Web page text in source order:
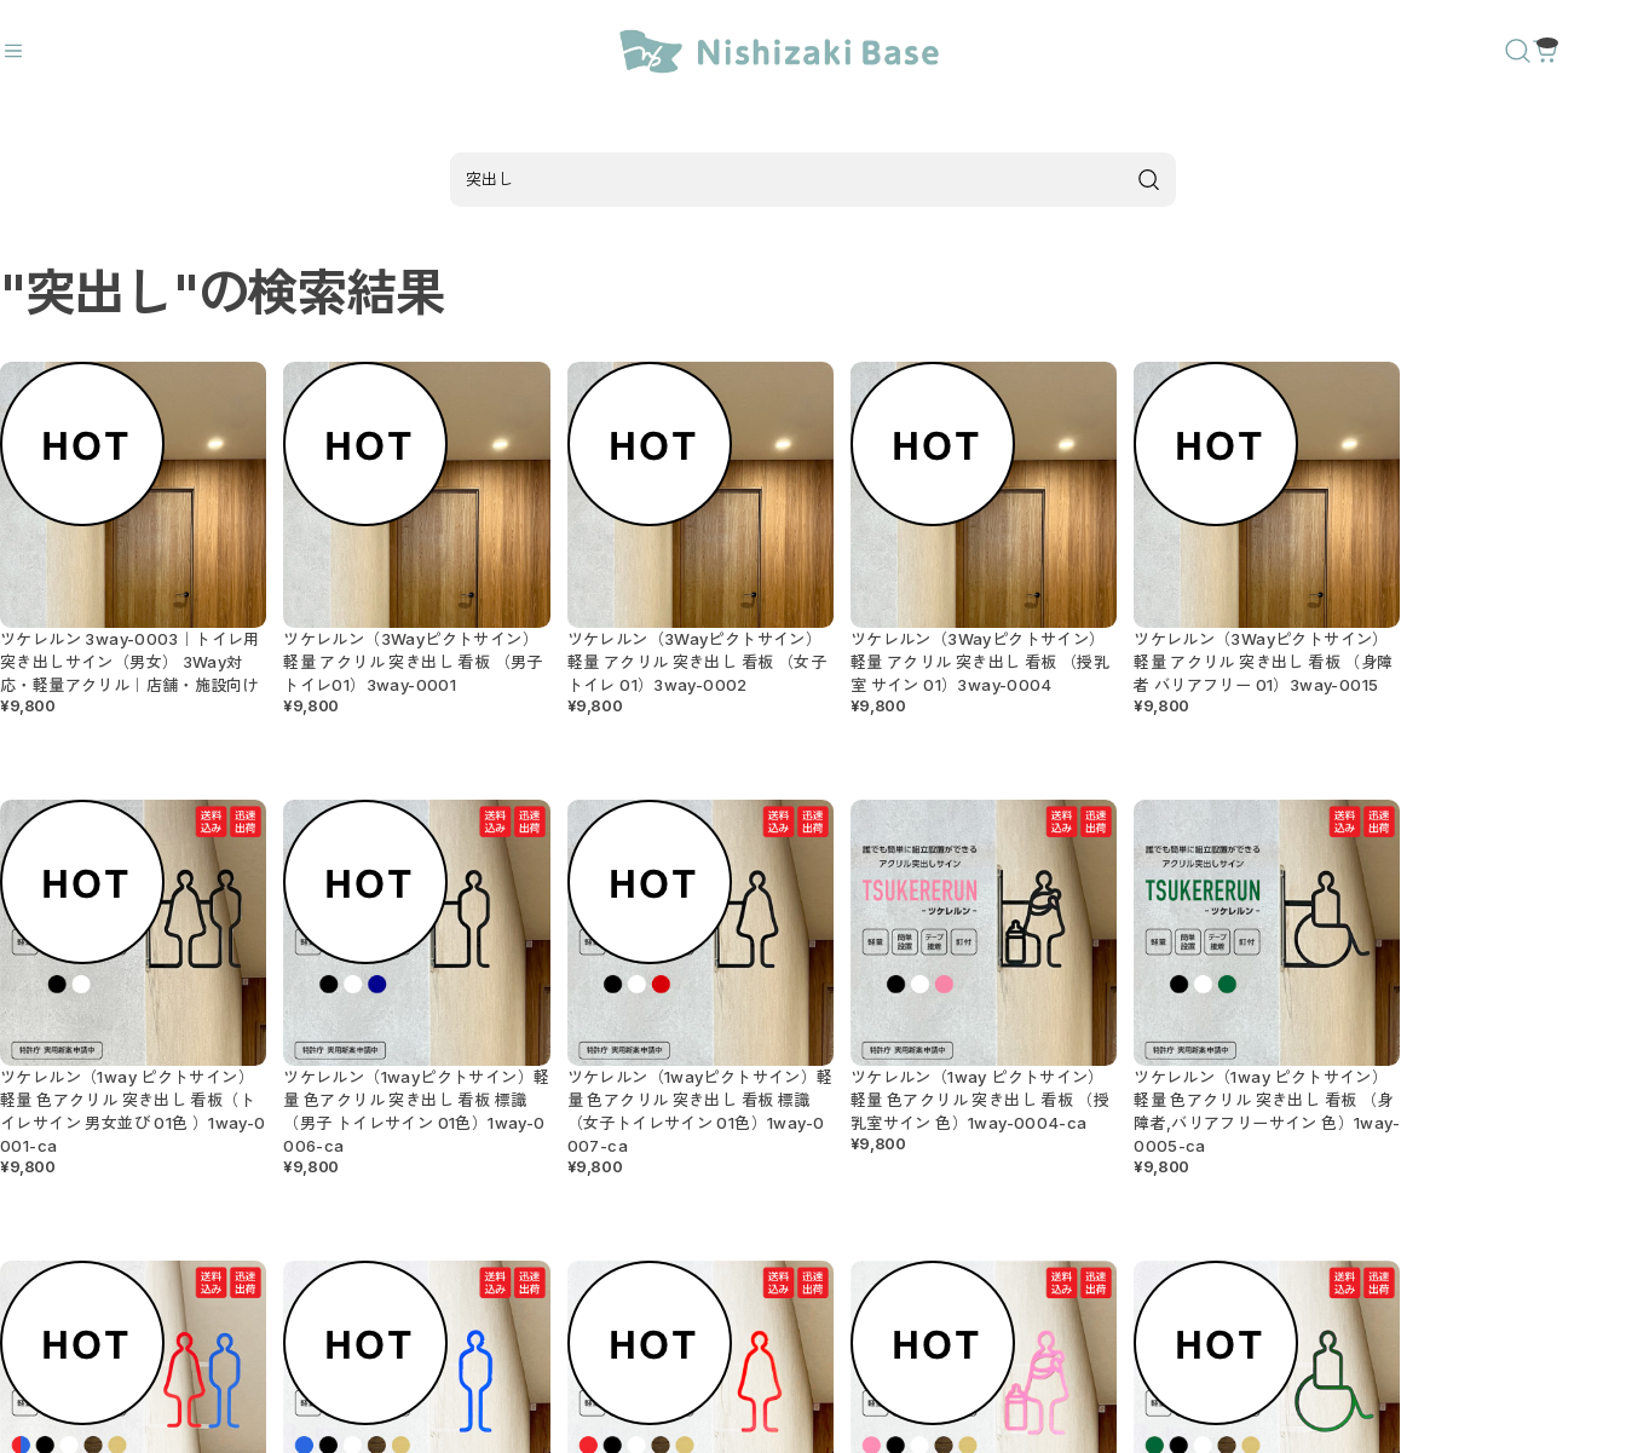
#トイレサイン #突出し #壁付 #トイレ〇✕
人気20商品
ラインベースデザイン
1way突出しサイン
3way突出しサイン
壁付サイン
文字ベースデザイン
突き出しＭＧサイン／屋内外
トイレサイン／屋内
突き出しサイン／屋内
1Wayサイン（送料無料）
3Wayサイン（送料無料）
書いて消せるサイン（送料無料）
トイレ入室表示サイン
アルミ製サイン
ミニサイン
壁付サイン
アクリルサイン
ダウンライトキャップ
置き型サイン
オリジナル（社名・ロゴ）サイン（送料無料）
天吊りサイン
ダウンライトサイン
ダウンライトサインフリー
蛍光灯サインフリー
スタンドサイン
マグネットAサイン（送料無料）
アクリルサイン（送料無料）
ステッカーサイン
ステッカー／トイレマーク
ステッカー／ピクトで整理整頓
ステッカー／コロナ対策
ステッカー／アルコールチェック
ステッカー／禁止マーク
シェアオフィスおすすめ商品
セット販売商品
POP掲載フィルム
A3サイズ（送料無料）
A4サイズ（送料無料）
"突出し"の検索結果
ツケレルン 3way-0003｜トイレ用
突き出しサイン（男女） 3Way対
応・軽量アクリル｜店舗・施設向け
¥9,800
ツケレルン（3Wayピクトサイン）
軽量 アクリル 突き出し 看板 （男子
トイレ01）3way-0001
¥9,800
ツケレルン（3Wayピクトサイン）
軽量 アクリル 突き出し 看板 （女子
トイレ 01）3way-0002
¥9,800
ツケレルン（3Wayピクトサイン）
軽量 アクリル 突き出し 看板 （授乳
室 サイン 01）3way-0004
¥9,800
ツケレルン（3Wayピクトサイン）
軽量 アクリル 突き出し 看板 （身障
者 バリアフリー 01）3way-0015
¥9,800
ツケレルン（1way ピクトサイン）
軽量 色アクリル 突き出し 看板（ト
イレサイン 男女並び 01色 ）1way-0
001-ca
¥9,800
ツケレルン（1wayピクトサイン）軽
量 色アクリル 突き出し 看板 標識
（男子 トイレサイン 01色）1way-0
006-ca
¥9,800
ツケレルン（1wayピクトサイン）軽
量 色アクリル 突き出し 看板 標識
（女子トイレサイン 01色）1way-0
007-ca
¥9,800
ツケレルン（1way ピクトサイン）
軽量 色アクリル 突き出し 看板 （授
乳室サイン 色）1way-0004-ca
¥9,800
ツケレルン（1way ピクトサイン）
軽量 色アクリル 突き出し 看板 （身
障者,バリアフリーサイン 色）1way-
0005-ca
¥9,800